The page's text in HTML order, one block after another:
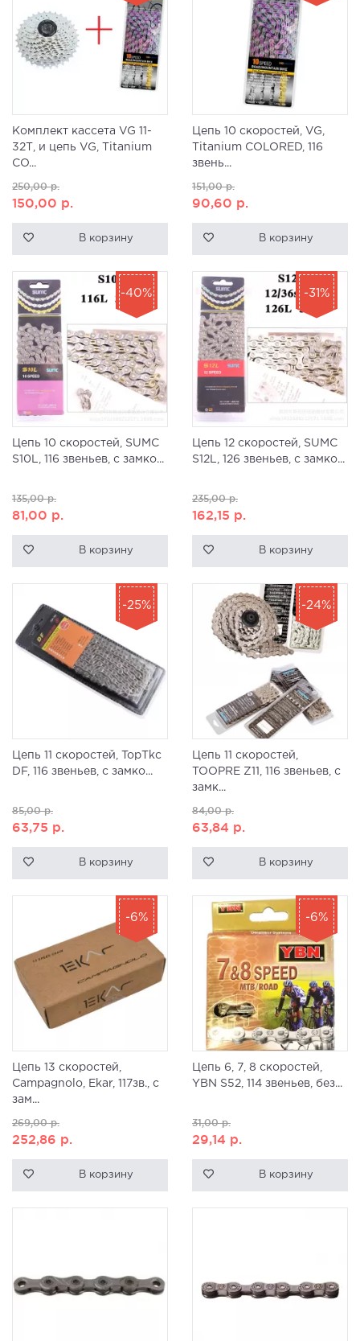
Комплект кассета VG 11-
32Т, и цепь VG, Titanium
CO...
250,00р.
150,00 р.
В корзину
Цепь 10 скоростей, VG,
Titanium COLORED, 116
звень...
151,00р.
90,60 р.
В корзину
Цепь 10 скоростей, SUMC
S10L, 116 звеньев, с замко...
135,00р.
81,00 р.
В корзину
-40%
Цепь 12 скоростей, SUMC
S12L, 126 звеньев, с замко...
235,00р.
162,15 р.
В корзину
-31%
Цепь 11 скоростей, TopTkc
DF, 116 звеньев, с замко...
85,00р.
63,75 р.
В корзину
-25%
Цепь 11 скоростей,
TOOPRE Z11, 116 звеньев, с
замк...
84,00р.
63,84 р.
В корзину
-24%
Цепь 13 скоростей,
Campagnolo, Ekar, 117зв., с
зам...
269,00р.
252,86 р.
В корзину
-6%
Цепь 6, 7, 8 скоростей,
YBN S52, 114 звеньев, без...
31,00р.
29,14 р.
В корзину
-6%